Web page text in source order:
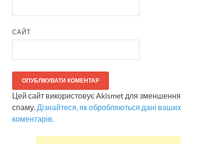
САЙТ
Цей сайт використовує Akismet для зменшення
спаму.Дізнайтеся, як обробляються дані ваших
коментарів.